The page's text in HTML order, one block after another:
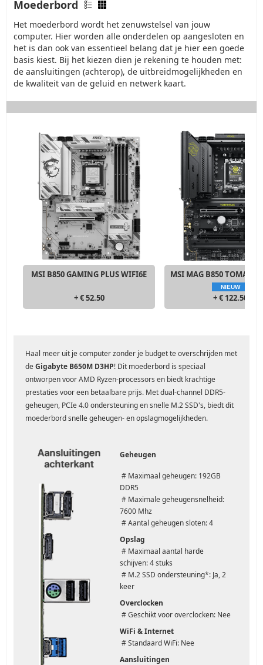
Moederbord
Het moederbord wordt het zenuwstelsel van jouw
computer. Hier worden alle onderdelen op aangesloten en
het is dan ook van essentieel belang dat je hier een goede
basis kiest. Bij het kiezen dien je rekening te houden met:
de aansluitingen (achterop), de uitbreidmogelijkheden en
de kwaliteit van de geluid en netwerk kaart.
MSI B850 GAMING PLUS WIFI6E
+ € 52.50
MSI MAG B850
NIEUW
+ € 122.50
Haal meer uit je computer zonder je budget te overschrijden met
deGigabyte B650M D3HP! Dit moederbord is speciaal
ontworpen voor AMD Ryzen-processors en biedt krachtige
prestaties voor een betaalbare prijs. Met dual-channel DDR5-
geheugen, PCIe 4.0 ondersteuning en snelle M.2 SSD's, biedt dit
moederbord snelle geheugen- en opslagmogelijkheden.
Geheugen
# Maximaal geheugen: 192GB
DDR5
# Maximale geheugensnelheid:
7600 Mhz
# Aantal geheugen sloten: 4
Opslag
# Maximaal aantal harde
schijven: 4 stuks
# M.2 SSD ondersteuning*: Ja, 2
keer
Overclocken
# Geschikt voor overclocken: Nee
WiFi & Internet
# Standaard WiFi: Nee
Aansluitingen